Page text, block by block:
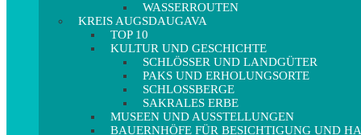
WASSERROUTEN
KREIS AUGSDAUGAVA
TOP 10
KULTUR UND GESCHICHTE
SCHLÖSSER UND LANDGÜTER
PAKS UND ERHOLUNGSORTE
SCHLOSSBERGE
SAKRALES ERBE
MUSEEN UND AUSSTELLUNGEN
BAUERNHÖFE FÜR BESICHTIGUNG UND